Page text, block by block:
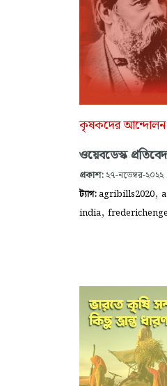
কৃষকদের আন্দোলন
ওয়েবডেস্ক
প্রকাশ: ২৭-নভেম্বর-২০২২
ট্যাগ:agribills2020,
india,